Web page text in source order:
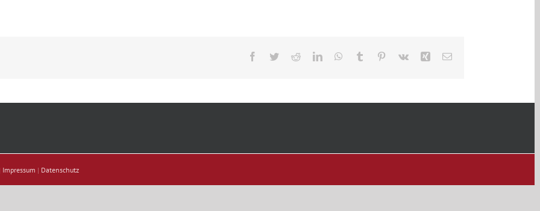
Facebook
TwitterRedditLinkedInWhatsApp
Tumblr Pinterest
Vk Xing E-
Impressum | Datenschutz